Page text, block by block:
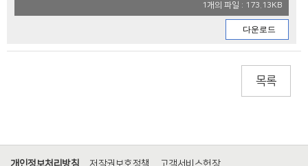
1개의 파일 : 173.13KB
목록
개인정보처리방침 저작권보호정책 고객서비스헌장